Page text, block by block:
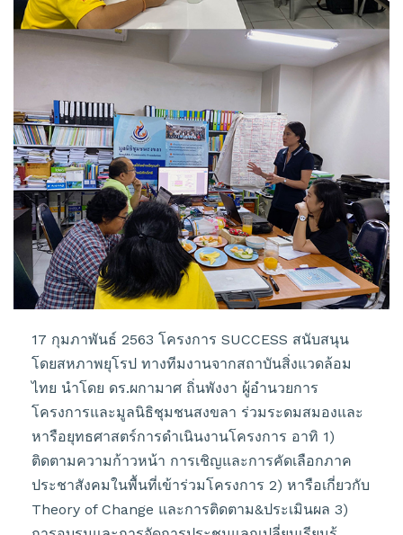
17 กุมภาพันธ์ 2563 โครงการ SUCCESS สนับสนุน
โดยสหภาพยุโรป ทางทีมงานจากสถาบันสิ่งแวดล้อม
ไทย นำโดย ดร.ผกามาศ ถิ่นพังงา ผู้อำนวยการ
โครงการและมูลนิธิชุมชนสงขลา ร่วมระดมสมองและ
หารือยุทธศาสตร์การดำเนินงานโครงการ อาทิ 1)
ติดตามความก้าวหน้า การเชิญและการคัดเลือกภาค
ประชาสังคมในพื้นที่เข้าร่วมโครงการ 2) หารือเกี่ยวกับ
Theory of Change และการติดตาม&ประเมินผล 3)